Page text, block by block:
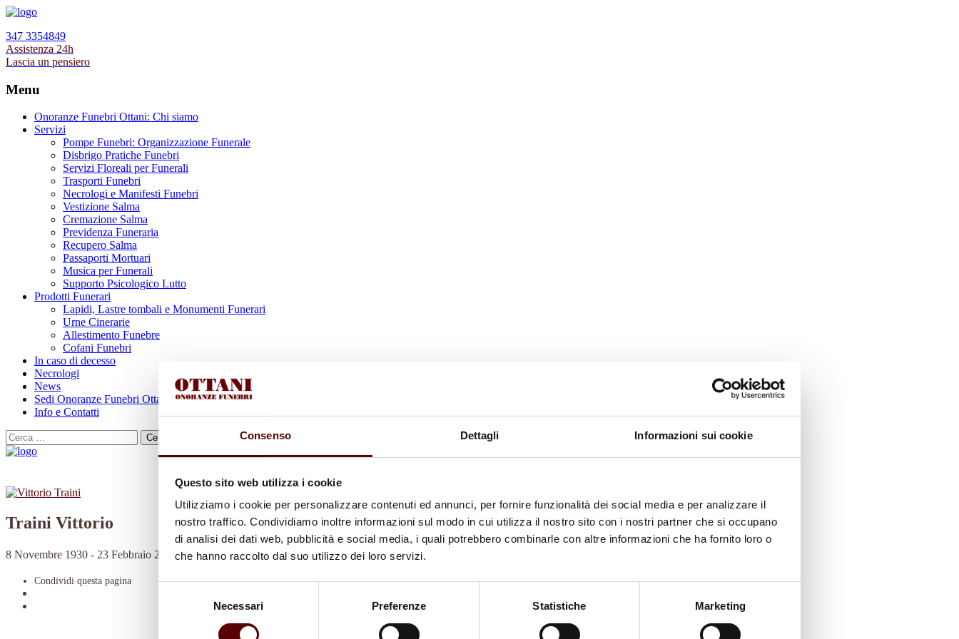
Consenso Dettagli Informazioni sui cookie
Questo sito web utilizza i cookie
Utilizziamo i cookie per personalizzare contenuti ed annunci, per fornire funzionalità dei social media e per analizzare il
nostro traffico. Condividiamo inoltre informazioni sul modo in cui utilizza il nostro sito con i nostri partner che si occupano
di analisi dei dati web, pubblicità e social media, i quali potrebbero combinarle con altre informazioni che ha fornito loro o
che hanno raccolto dal suo utilizzo dei loro servizi.
Necessari Preferenze Statistiche Marketing
347 3354849
Assistenza 24h
Lascia un pensiero
Menu
Onoranze Funebri Ottani: Chi siamo
Servizi
Pompe Funebri: Organizzazione Funerale
Disbrigo Pratiche Funebri
Servizi Floreali per Funerali
Trasporti Funebri
Necrologi e Manifesti Funebri
Vestizione Salma
Cremazione Salma
Previdenza Funeraria
Recupero Salma
Passaporti Mortuari
Musica per Funerali
Supporto Psicologico Lutto
Prodotti Funerari
Lapidi, Lastre tombali e Monumenti Funerari
Urne Cinerarie
Allestimento Funebre
Cofani Funebri
In caso di decesso
Necrologi
News
Sedi Onoranze Funebri Ottani
Info e Contatti
Cerca
per:
Traini Vittorio
8 Novembre 1930 - 23 Febbraio 2023
Condividi questa pagina